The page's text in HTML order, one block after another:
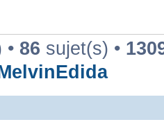
• 86 sujet(s) •